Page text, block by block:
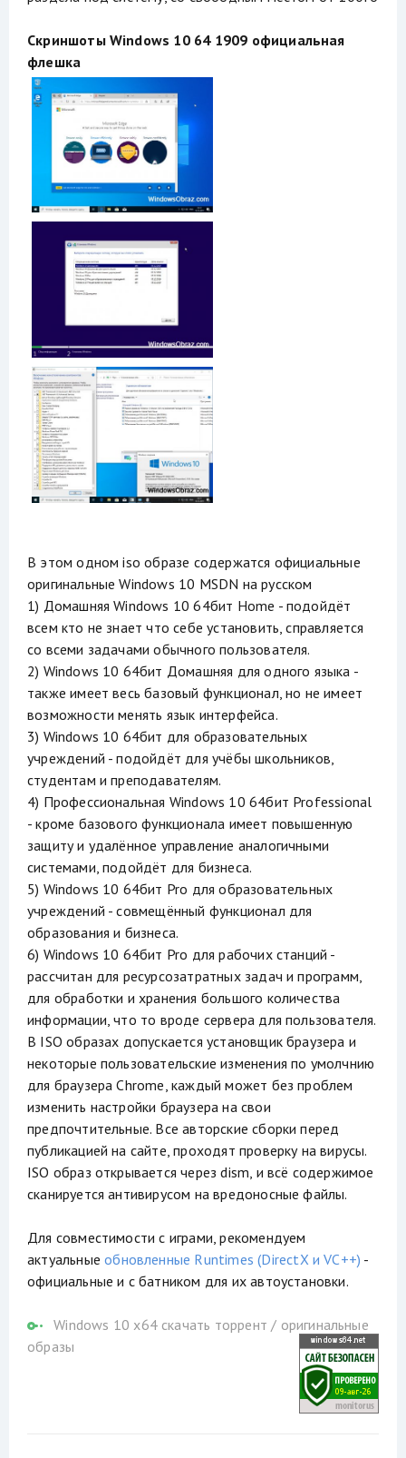
Скриншоты Windows 10 64 1909 официальная
флешка
В этом одном iso образе содержатся официальные
оригинальные Windows 10 MSDN на русском
1) Домашняя Windows 10 64бит Home - подойдёт
всем кто не знает что себе установить, справляется
со всеми задачами обычного пользователя.
2) Windows 10 64бит Домашняя для одного языка -
также имеет весь базовый функционал, но не имеет
возможности менять язык интерфейса.
3) Windows 10 64бит для образовательных
учреждений - подойдёт для учёбы школьников,
студентам и преподавателям.
4) Профессиональная Windows 10 64бит Professional
- кроме базового функционала имеет повышенную
защиту и удалённое управление аналогичными
системами, подойдёт для бизнеса.
5) Windows 10 64бит Pro для образовательных
учреждений - совмещённый функционал для
образования и бизнеса.
6) Windows 10 64бит Pro для рабочих станций -
рассчитан для ресурсозатратных задач и программ,
для обработки и хранения большого количества
информации, что то вроде сервера для пользователя.
В ISO образах допускается установщик браузера и
некоторые пользовательские изменения по умолчнию
для браузера Chrome, каждый может без проблем
изменить настройки браузера на свои
предпочтительные. Все авторские сборки перед
публикацией на сайте, проходят проверку на вирусы.
ISO образ открывается через dism, и всё содержимое
сканируется антивирусом на вредоносные файлы.
Для совместимости с играми, рекомендуем
актуальныеобновленные Runtimes (DirectX и VC++) -
официальные и с батником для их автоустановки.
Windows 10 x64 скачать торрент / оригинальные
образы